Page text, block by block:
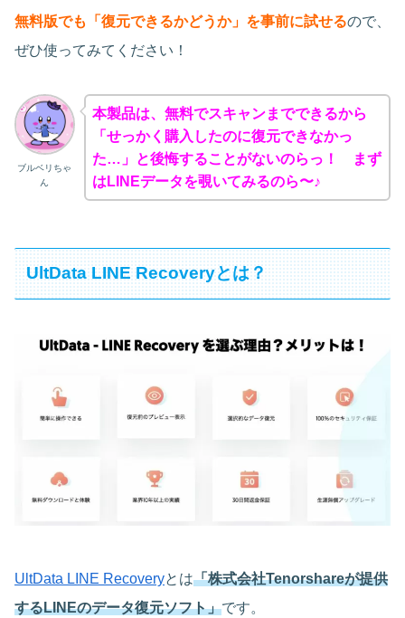
無料版でも「復元できるかどうか」を事前に試せるので、
ぜひ使ってみてください！
ブルベリちゃ
ん
本製品は、無料でスキャンまでできるから
「せっかく購入したのに復元できなかっ
た…」と後悔することがないのらっ！ まず
はLINEデータを覗いてみるのら〜♪
UltData LINE Recoveryとは？
UltData LINE Recoveryとは「株式会社Tenorshareが提供
するLINEのデータ復元ソフト」です。